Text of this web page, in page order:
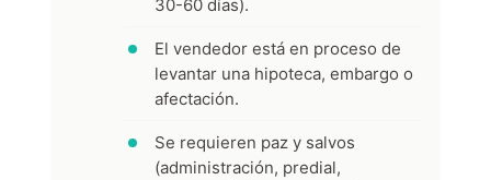
30-60 días).
El vendedor está en proceso de
levantar una hipoteca, embargo o
afectación.
Se requieren paz y salvos
(administración, predial,